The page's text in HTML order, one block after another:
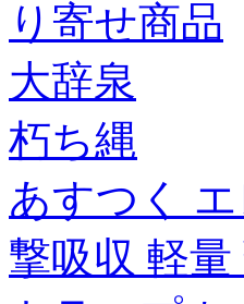
り寄せ商品
大辞泉
朽ち縄
あすつく
撃吸収 軽